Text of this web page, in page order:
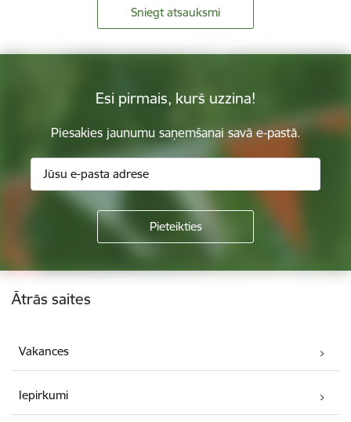
Sniegt atsauksmi
Esi pirmais, kurš uzzina!
Piesakies jaunumu saņemšanai savā e-pastā.
Kājene
Ātrās saites
Vakances
Iepirkumi